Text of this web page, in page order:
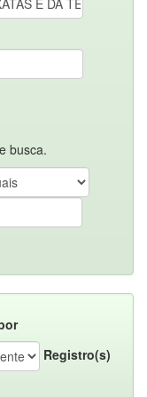
busca.
Registro(s)